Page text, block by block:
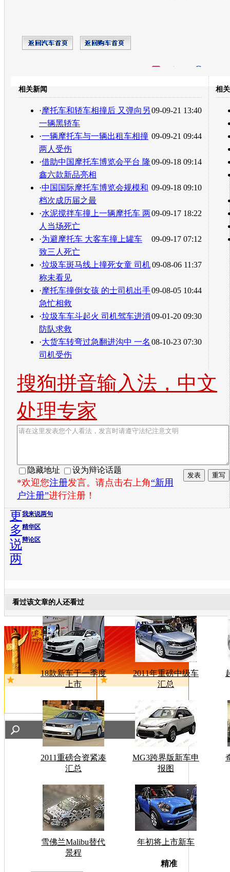
转发至：
相关新闻
09-09-21 13:40
·摩托车和轿车相撞后 又弹向另
一辆黑轿车
09-09-21 09:44
·一辆摩托车与一辆出租车相撞
两人受伤
09-09-18 09:14
·借助中国摩托车博览会平台 隆
鑫六款新品亮相
09-09-18 09:10
·中国国际摩托车博览会规模和
档次成历届之最
09-09-17 18:22
·水泥搅拌车撞上一辆摩托车 两
人当场死亡
09-09-17 07:12
·为避摩托车 大客车撞上罐车
致三人死亡
09-08-06 11:37
·垃圾车斑马线上撞死女童 司机
称未看见
09-08-05 10:44
·摩托车撞倒女孩 的士司机出手
急忙相救
09-01-20 09:30
·垃圾车车斗起火 司机驾车进消
防队求救
08-10-23 07:30
·大货车转弯过急翻进沟中 一名
司机受伤
相
搜狗拼音输入法，中文
处理专家
隐藏地址 设为辩论话题
*欢迎您注册发言。请点击右上角“新用
户注册”进行注册！
我来说两句
精华区
辩论区
更
多
说
两
看过该文章的人还看过
18款新车于一季度
上市
2011年重磅中级车
汇总
2011重磅合资紧凑
汇总
MG3跨界版新车申
报图
雪佛兰Malibu替代
景程
年初将上市新车
车型搜
精准